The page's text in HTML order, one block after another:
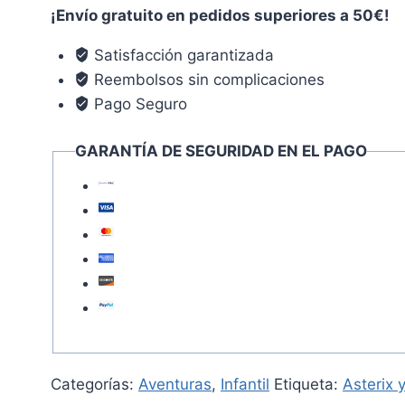
las
del
grifo
cantidad
¡Envío gratuito en pedidos superiores a 50€!
Satisfacción garantizada
Reembolsos sin complicaciones
Pago Seguro
GARANTÍA DE SEGURIDAD EN EL PAGO
Categorías: Aventuras, Infantil Etiqueta: Asterix